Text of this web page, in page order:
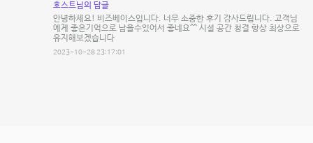
호스트님의 답글
안녕하세요! 비즈베이스입니다. 너무 소중한 후기 감사드립니다. 고객님
에게 좋은기억으로 남을수있어서 좋네요^^ 시설 공간 청결 항상 최상으로
유지해보겠습니다
2023-10-28 23:17:01